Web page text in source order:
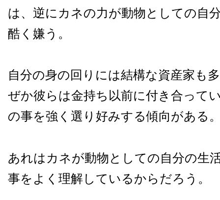
は、逆にカネの力が動物としての自
酷く嫌う。
自分の身の回りには結構な資産家も
ぜか彼らは金持ち以前に付き合って
の事を強く選り好みする傾向がある
あれはカネが動物としての自分の生
事をよく理解しているからだろう。